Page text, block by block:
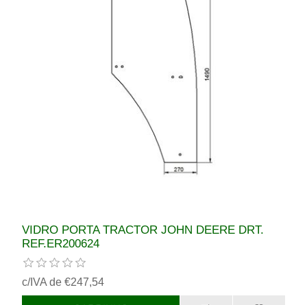
VIDRO PORTA TRACTOR JOHN DEERE DRT.
REF.ER200624
c/IVA de €247,54